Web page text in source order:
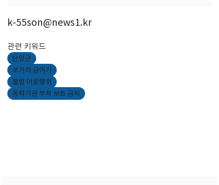
k-55son@news1.kr
관련 키워드
단양군
쏘가리 금어기
불법 어로행위
동력기관 부착 보트 금지